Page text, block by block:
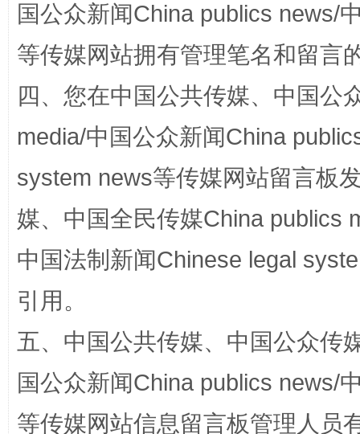
站台名比不上好声名
国公众新闻China publics news/
等传媒网站拥有管理笔名和留言
四、您在中国公共传媒、中国公
media/中国公众新闻China
system news等传媒网站留言板
媒、中国全民传媒China publics
中国法制新闻Chinese legal
引用。
五、中国公共传媒、中国公众传
国公众新闻China publics news/
等传媒网站信息留言板管理人员